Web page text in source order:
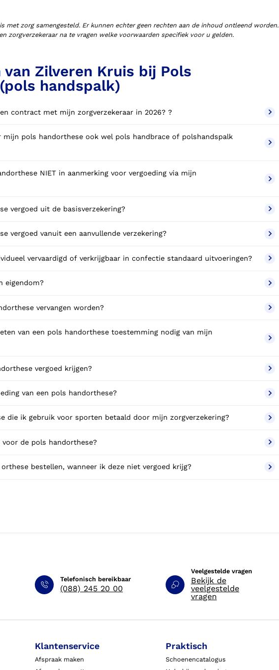
met zorg samengesteld. Er kunnen echter geen rechten aan de inhoud ontleend worden.
zorgverzekeraar na te vragen welke voorwaarden specifiek voor u gelden.
van Zilveren Kruis bij Pols
handspalk)
contract met mijn zorgverzekeraar in 2026? ?
ook wel pols handbrace of polshandspalk
NIET in aanmerking voor vergoeding via mijn
vergoed uit de basisverzekering?
vergoed vanuit een aanvullende verzekering?
vervaardigd of verkrijgbaar in confectie standaard uitvoeringen?
eigendom?
vervangen worden?
van een pols handorthese toestemming nodig van mijn
vergoed krijgen?
van een pols handorthese?
die ik gebruik voor sporten betaald door mijn zorgverzekering?
voor de pols handorthese?
bestellen, wanneer ik deze niet vergoed krijg?
Telefonisch bereikbaar
(088) 245 20 00
Veelgestelde vragen
Bekijk de
veelgestelde
vragen
Klantenservice
Afspraak maken
Praktisch
Schoenencatalogus